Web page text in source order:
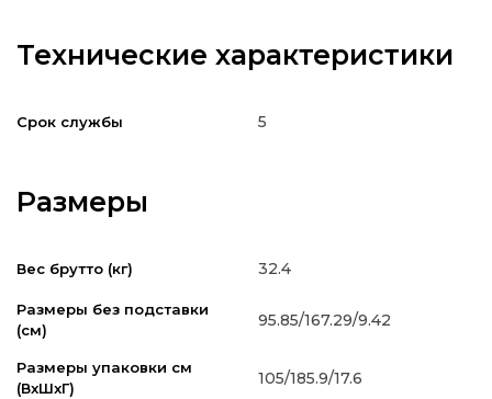
Технические характеристики
Срок службы 5
Размеры
Вес брутто (кг) 32.4
Размеры без подставки
(см)
95.85/167.29/9.42
Размеры упаковки см
(ВxШxГ)
105/185.9/17.6